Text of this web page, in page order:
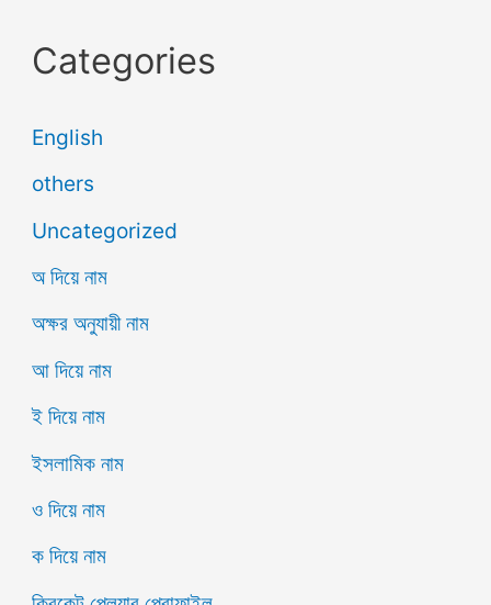
Categories
English
others
Uncategorized
অ দিয়ে নাম
অক্ষর অনুযায়ী নাম
আ দিয়ে নাম
ই দিয়ে নাম
ইসলামিক নাম
ও দিয়ে নাম
ক দিয়ে নাম